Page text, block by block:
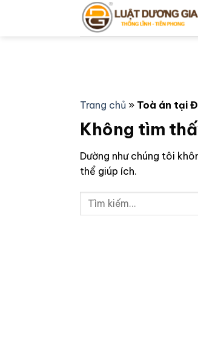
Trang chủ » Toà án tại
Không tìm
Dường như chúng tôi
thể giúp ích.